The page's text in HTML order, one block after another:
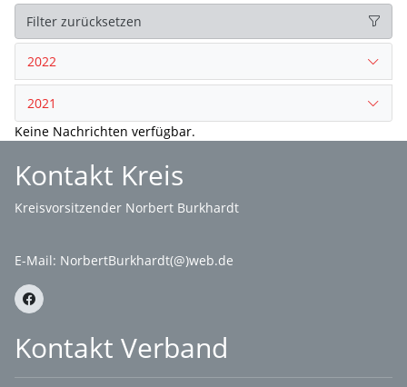
Filter zurücksetzen
2022
2021
Keine Nachrichten verfügbar.
Kontakt Kreis
Kreisvorsitzender Norbert Burkhardt
E-Mail: NorbertBurkhardt(@)web.de
Kontakt Verband